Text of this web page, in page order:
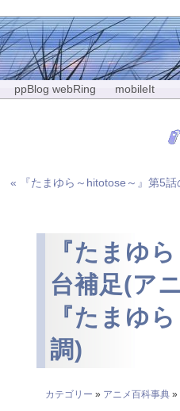
ppBlog webRing mobileIt
« 『たまゆら～hitotose～』第5
『たまゆ
台補足(ア
『たまゆ
調)
カテゴリー » アニメ百科事典 »